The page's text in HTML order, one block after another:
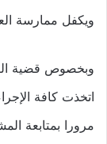
ويكفل ممارسة
وبخصوص قضية
اتخذت كافة
مرورا بمتابعة